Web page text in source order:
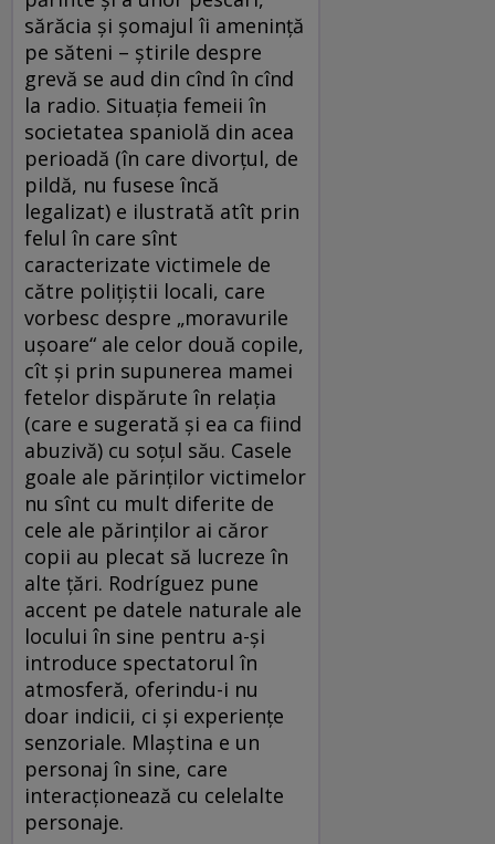
sărăcia şi şomajul îi ameninţă
pe săteni – ştirile despre
grevă se aud din cînd în cînd
la radio. Situaţia femeii în
societatea spaniolă din acea
perioadă (în care divorţul, de
pildă, nu fusese încă
legalizat) e ilustrată atît prin
felul în care sînt
caracterizate victimele de
către poliţiştii locali, care
vorbesc despre „moravurile
uşoare“ ale celor două copile,
cît şi prin supunerea mamei
fetelor dispărute în relaţia
(care e sugerată şi ea ca fiind
abuzivă) cu soţul său. Casele
goale ale părinţilor victimelor
nu sînt cu mult diferite de
cele ale părinţilor ai căror
copii au plecat să lucreze în
alte ţări. Rodríguez pune
accent pe datele naturale ale
locului în sine pentru a-şi
introduce spectatorul în
atmosferă, oferindu-i nu
doar indicii, ci şi experienţe
senzoriale. Mlaştina e un
personaj în sine, care
interacţionează cu celelalte
personaje.